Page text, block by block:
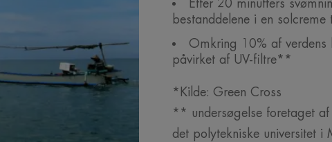
Efter 20 minutters
bestanddelene i en solcreme
Omkring 10% af verdens
påvirket af UV-filtre**
*Kilde: Green Cross
** undersøgelse foretaget
det polytekniske universitet i